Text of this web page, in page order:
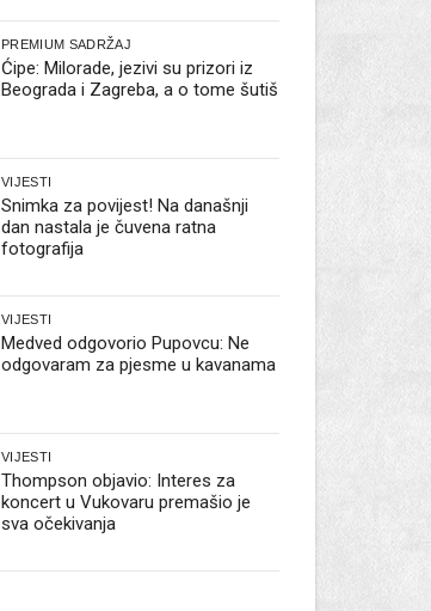
PREMIUM SADRŽAJ
Ćipe: Milorade, jezivi su prizori iz
Beograda i Zagreba, a o tome šutiš
VIJESTI
Snimka za povijest! Na današnji
dan nastala je čuvena ratna
fotografija
VIJESTI
Medved odgovorio Pupovcu: Ne
odgovaram za pjesme u kavanama
VIJESTI
Thompson objavio: Interes za
koncert u Vukovaru premašio je
sva očekivanja